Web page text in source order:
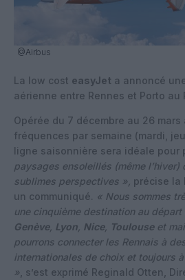
@Airbus
La low cost easyJet a annoncé
aérienne entre Rennes et Porto au
Opérée du 7 décembre au 26 mars
fréquences par semaine (mardi,
ligne saisonnière sera idéale pour
paysages ensoleillés (même l’hiver)
sublimes perspectives », précise la
un communiqué. « Nous sommes
une cinquième destination au départ
Genève, Lyon Nice, Toulouseet
pourrons connecter les Rennais à
internationales de choix et toujours
» , s’est exprimé Reginald Otten,